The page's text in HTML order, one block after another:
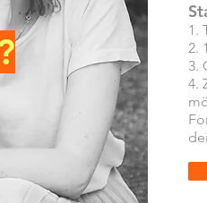
1 .
2.
3.
4.